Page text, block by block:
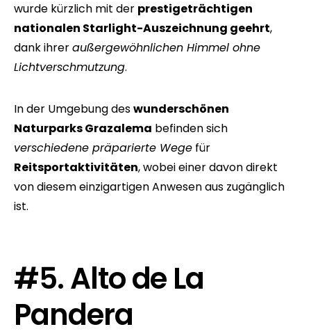
wurde kürzlich mit der prestigeträchtigen
nationalen Starlight-Auszeichnung geehrt,
dank ihreraußergewöhnlichen Himmel ohne
Lichtverschmutzung.
In der Umgebung deswunderschönen
Naturparks Grazalema befinden sich
verschiedene präparierte Wege für
Reitsportaktivitäten, wobei einer davon direkt
von diesem einzigartigen Anwesen aus zugänglich
ist.
#5. Alto de La
Pandera